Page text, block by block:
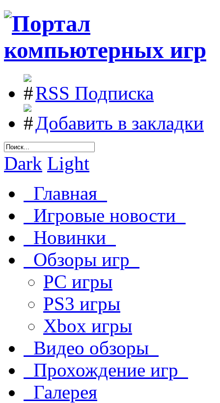
RSS Подписка
Добавить в закладки
Dark Light
Главная
Игровые новости
Новинки
Обзоры игр
PC игры
PS3 игры
Xbox игры
Видео обзоры
Прохождение игр
Галерея